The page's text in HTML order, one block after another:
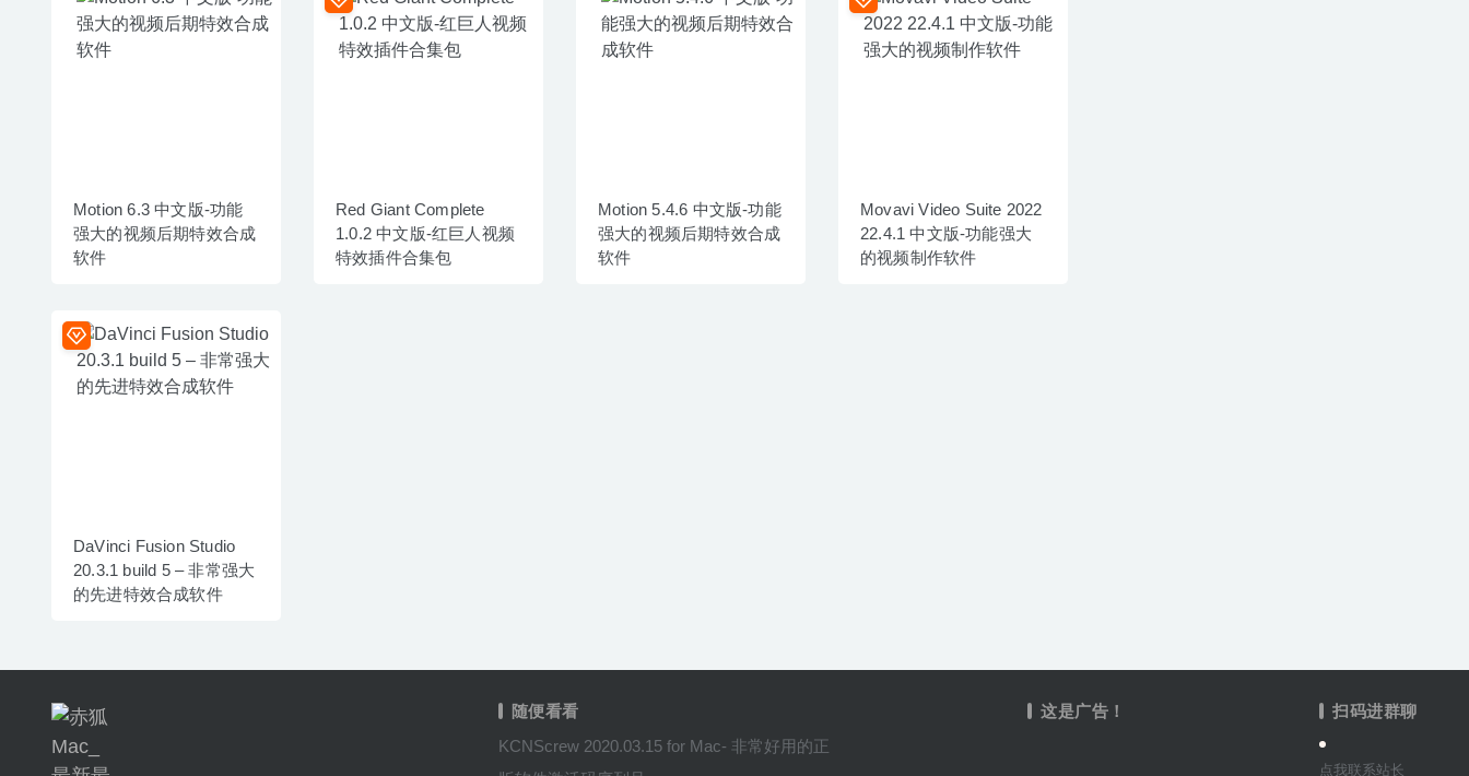
Motion 6.3 中文版-功能
强大的视频后期特效合成
软件
Red Giant Complete
1.0.2 中文版-红巨人视频
特效插件合集包
Motion 5.4.6 中文版-功能
强大的视频后期特效合成
软件
Movavi Video Suite 2022
22.4.1 中文版-功能强大
的视频制作软件
DaVinci Fusion Studio
20.3.1 build 5 – 非常强大
的先进特效合成软件
随便看看
KCNScrew 2020.03.15 for Mac- 非常好用的正
这是广告！ 扫码进群聊
点我联系站长